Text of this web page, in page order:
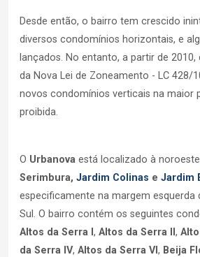
Desde então, o bairro tem crescido
diversos condomínios horizontais, e
lançados. No entanto, a partir de
da Nova Lei de Zoneamento - LC 428/
novos condomínios verticais na maior
proibida.
O Urbanova está localizado à
Serimbura, Jardim Colinas e Jardim
especificamente na margem esquerda
Sul. O bairro contém os seguintes
Altos da Serra I , Altos da Serra II ,
da Serra IV, Altos da Serra VI, Beija